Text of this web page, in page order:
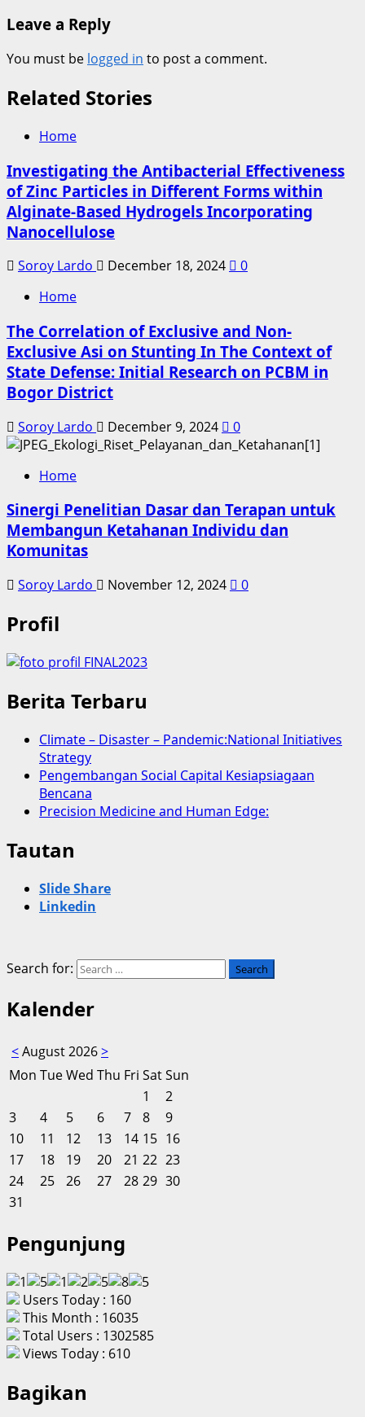
Leave a Reply
You must be logged in to post a comment.
Related Stories
Home
Investigating the Antibacterial Effectiveness
of Zinc Particles in Different Forms within
Alginate-Based Hydrogels Incorporating
Nanocellulose
Soroy Lardo December 18, 2024
0
Home
The Correlation of Exclusive and Non-
Exclusive Asi on Stunting In The Context of
State Defense: Initial Research on PCBM in
Bogor District
Soroy Lardo December 9, 2024 0
Home
Sinergi Penelitian Dasar dan Terapan untuk
Membangun Ketahanan Individu dan
Komunitas
Soroy Lardo November 12, 2024 0
Profil
Berita Terbaru
Climate – Disaster – Pandemic:National Initiatives
Strategy
Pengembangan Social Capital Kesiapsiagaan
Bencana
Precision Medicine and Human Edge:
Tautan
Slide Share
Linkedin
Search for:
Kalender
<August 2026>
Mon TueWed Thu Fri SatSun
1
2
3
4 5 6 7 8
9
10
11 12 13 14 15 16
17
18 19 20 21 22 23
24
25 26 27 28 29 30
31
Pengunjung
Users Today : 160
This Month : 16035
Total Users : 1302585
Views Today : 610
Bagikan